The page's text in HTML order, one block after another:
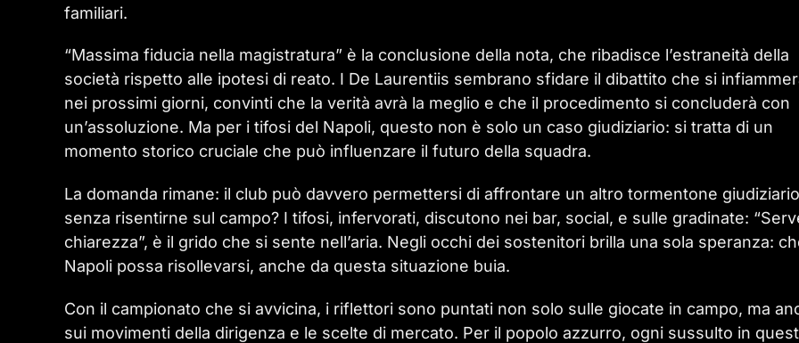
familiari.
“Massima fiducia nella magistratura” è la conclusione della nota, che ribadisce l’estraneità della
società rispetto alle ipotesi di reato. I De Laurentiis sembrano sfidare il dibattito che si
nei prossimi giorni, convinti che la verità avrà la meglio e che il procedimento si concluderà con
un’assoluzione. Ma per i tifosi del Napoli, questo non è solo un caso giudiziario: si tratta di un
momento storico cruciale che può influenzare il futuro della squadra.
La domanda rimane: il club può davvero permettersi di affrontare un altro tormentone giudiziario
senza risentirne sul campo? I tifosi, infervorati, discutono nei bar, social, e sulle gradinate:
chiarezza”, è il grido che si sente nell’aria. Negli occhi dei sostenitori brilla una sola speranza:
Napoli possa risollevarsi, anche da questa situazione buia.
Con il campionato che si avvicina, i riflettori sono puntati non solo sulle giocate in campo, ma
sui movimenti della dirigenza e le scelte di mercato. Per il popolo azzurro, ogni sussulto in